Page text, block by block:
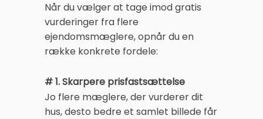
Når du vælger at tage imod gratis
vurderinger fra flere
ejendomsmæglere, opnår du en
række konkrete fordele:
# 1. Skarpere prisfastsættelse
Jo flere mæglere, der vurderer dit
hus, desto bedre et samlet billede får